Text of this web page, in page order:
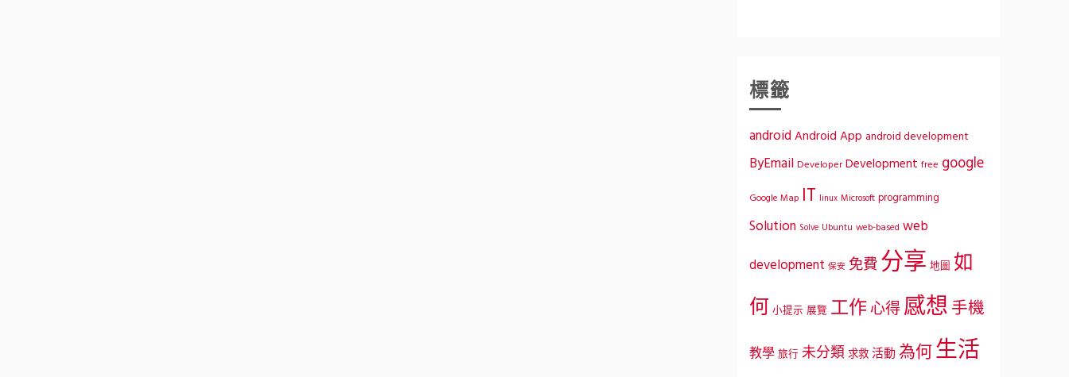
標籤
android Android App android development
ByEmail Developer Development free google
Google Map IT linux Microsoft programming
Solution Solve Ubuntu web-based web
development 保安 免費分享 地圖 如
何 小提示 展覽 工作心得感想手機
教學 旅行 未分類求救活動 為何生活